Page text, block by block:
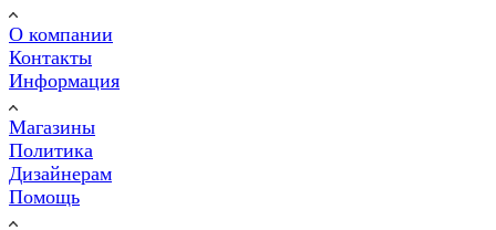
О компании
Контакты
Информация
Магазины
Политика
Дизайнерам
Помощь